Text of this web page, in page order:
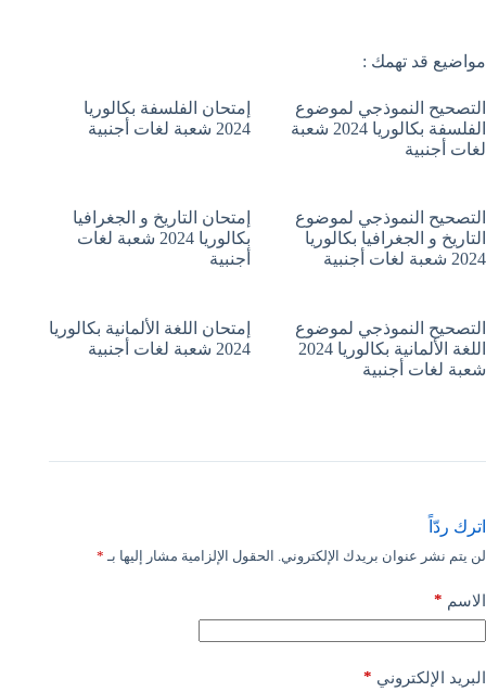
مواضيع قد تهمك :
التصحيح النموذجي لموضوع
الفلسفة بكالوريا 2024 شعبة
لغات أجنبية
إمتحان الفلسفة بكالوريا
2024 شعبة لغات أجنبية
التصحيح النموذجي لموضوع
التاريخ و الجغرافيا بكالوريا
2024 شعبة لغات أجنبية
إمتحان التاريخ و الجغرافيا
بكالوريا 2024 شعبة لغات
أجنبية
التصحيح النموذجي لموضوع
اللغة الألمانية بكالوريا 2024
شعبة لغات أجنبية
إمتحان اللغة الألمانية بكالوريا
2024 شعبة لغات أجنبية
اترك ردّاً
لن يتم نشر عنوان بريدك الإلكتروني. الحقول الإلزامية مشار إليها بـ *
الاسم *
البريد الإلكتروني *